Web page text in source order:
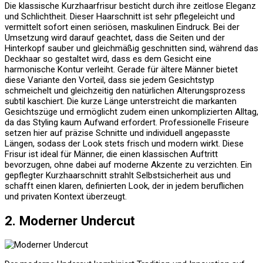
Die klassische Kurzhaarfrisur besticht durch ihre zeitlose Eleganz
und Schlichtheit. Dieser Haarschnitt ist sehr pflegeleicht und
vermittelt sofort einen seriösen, maskulinen Eindruck. Bei der
Umsetzung wird darauf geachtet, dass die Seiten und der
Hinterkopf sauber und gleichmäßig geschnitten sind, während das
Deckhaar so gestaltet wird, dass es dem Gesicht eine
harmonische Kontur verleiht. Gerade für ältere Männer bietet
diese Variante den Vorteil, dass sie jedem Gesichtstyp
schmeichelt und gleichzeitig den natürlichen Alterungsprozess
subtil kaschiert. Die kurze Länge unterstreicht die markanten
Gesichtszüge und ermöglicht zudem einen unkomplizierten Alltag,
da das Styling kaum Aufwand erfordert. Professionelle Friseure
setzen hier auf präzise Schnitte und individuell angepasste
Längen, sodass der Look stets frisch und modern wirkt. Diese
Frisur ist ideal für Männer, die einen klassischen Auftritt
bevorzugen, ohne dabei auf moderne Akzente zu verzichten. Ein
gepflegter Kurzhaarschnitt strahlt Selbstsicherheit aus und
schafft einen klaren, definierten Look, der in jedem beruflichen
und privaten Kontext überzeugt.
2. Moderner Undercut